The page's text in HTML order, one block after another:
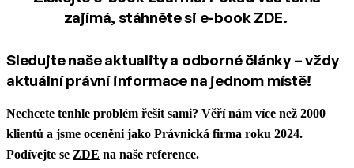
zajímá, stáhněte si e-bookZDE.
Sledujte naše aktuality a odborné články – vždy
aktuální právní informace na jednom místě!
Nechcete tenhle problém řešit sami? Věří nám více než 2000
klientů a jsme oceněni jako Právnická firma roku 2024.
Podívejte se ZDE na naše reference.